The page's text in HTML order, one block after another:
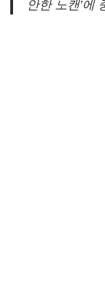
안한 노캔’에